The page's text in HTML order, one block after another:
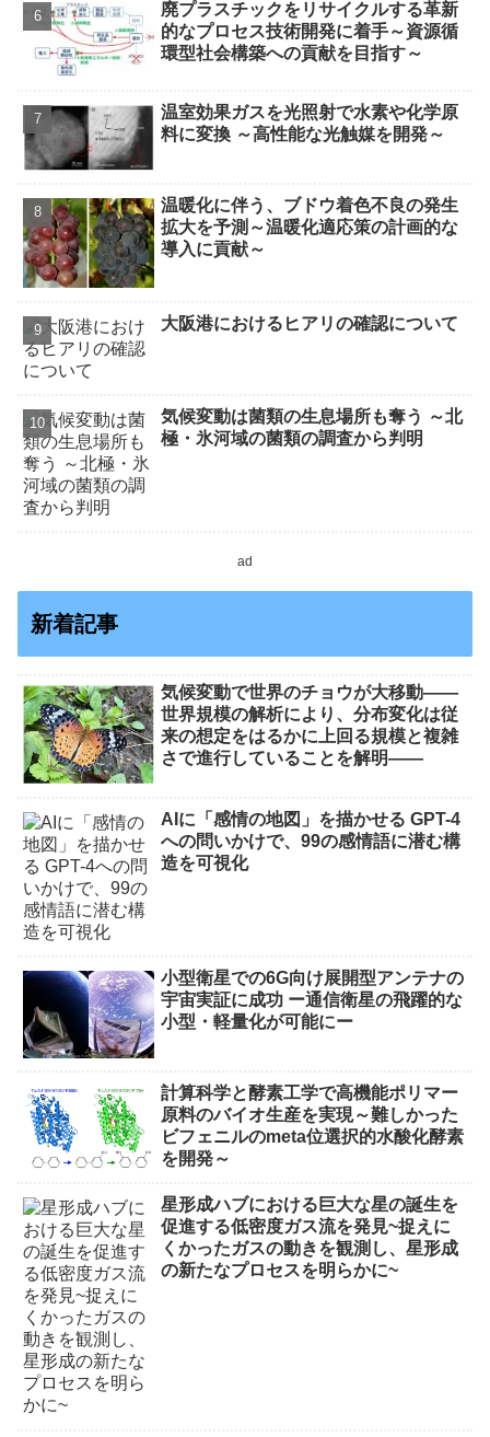
廃プラスチックをリサイクルする革新
的なプロセス技術開発に着手～資源循
環型社会構築への貢献を目指す～
温室効果ガスを光照射で水素や化学原
料に変換 ～高性能な光触媒を開発～
温暖化に伴う、ブドウ着色不良の発生
拡大を予測～温暖化適応策の計画的な
導入に貢献～
大阪港におけるヒアリの確認について
気候変動は菌類の生息場所も奪う ～北
極・氷河域の菌類の調査から判明
ad
新着記事
気候変動で世界のチョウが大移動――
世界規模の解析により、分布変化は従
来の想定をはるかに上回る規模と複雑
さで進行していることを解明――
AIに「感情の地図」を描かせる GPT-4
への問いかけで、99の感情語に潜む構
造を可視化
小型衛星での6G向け展開型アンテナの
宇宙実証に成功 ー通信衛星の飛躍的な
小型・軽量化が可能にー
計算科学と酵素工学で高機能ポリマー
原料のバイオ生産を実現～難しかった
ビフェニルのmeta位選択的水酸化酵素
を開発～
星形成ハブにおける巨大な星の誕生を
促進する低密度ガス流を発見~捉えに
くかったガスの動きを観測し、星形成
の新たなプロセスを明らかに~